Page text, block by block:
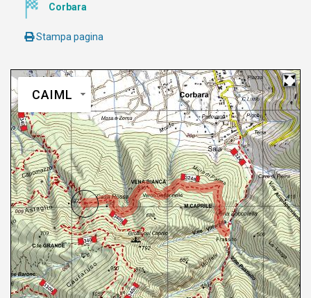
Corbara
Stampa pagina
CAIML